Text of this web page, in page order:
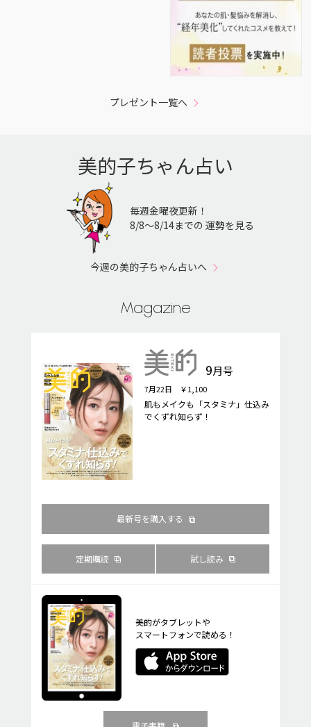
プレゼント一覧へ
美的子ちゃん占い
毎週金曜夜更新！
8/8〜8/14までの 運勢を見る
今週の美的子ちゃん占いへ
Magazine
9月号
7月22日 ￥1,100
肌もメイクも「スタミナ」仕込み
でくずれ知らず！
最新号を購入する
定期購読 試し読み
美的がタブレットや
スマートフォンで読める！